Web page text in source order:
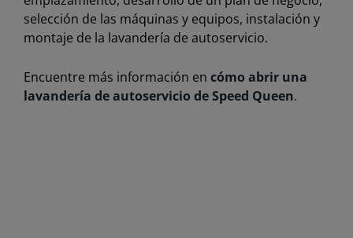
selección de las máquinas y equipos, instalación y
montaje de la lavandería de autoservicio.
Encuentre más información en cómo abrir una
lavandería de autoservicio de Speed Queen.